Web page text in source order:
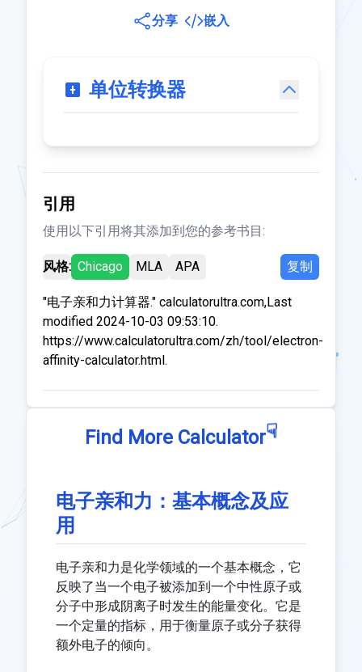
分享
嵌入
单位转换器
引用
使用以下引用将其添加到您的参考书目:
风格: Chicago MLA APA 复制
"电子亲和力计算器." calculatorultra.com,Last
modified 2024-10-03 09:53:10.
https://www.calculatorultra.com/zh/tool/electron-
affinity-calculator.html.
Find More Calculator☟
电子亲和力：基本概念及应
用
电子亲和力是化学领域的一个基本概念，它
反映了当一个电子被添加到一个中性原子或
分子中形成阴离子时发生的能量变化。它是
一个定量的指标，用于衡量原子或分子获得
额外电子的倾向。